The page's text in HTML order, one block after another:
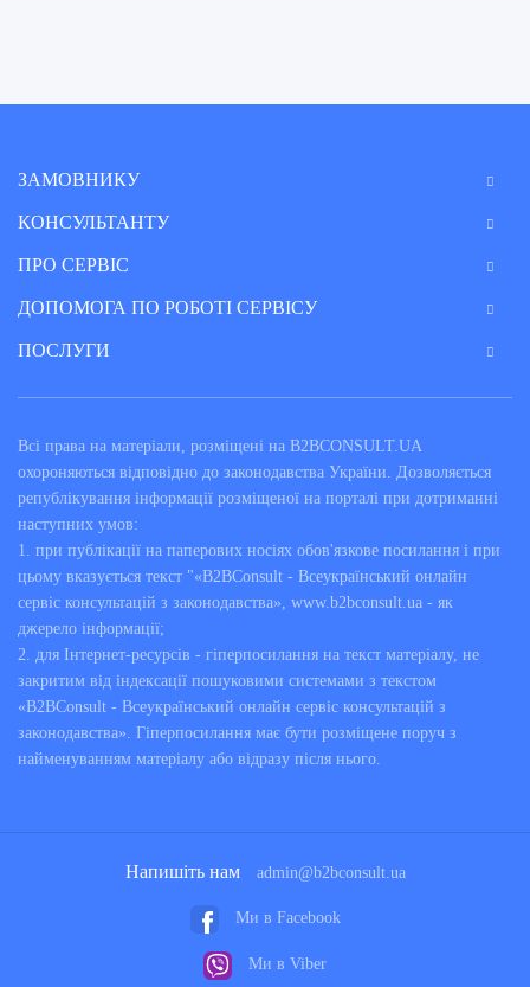
ЗАМОВНИКУ
КОНСУЛЬТАНТУ
ПРО СЕРВІС
ДОПОМОГА ПО РОБОТІ СЕРВІСУ
ПОСЛУГИ
Всі права на матеріали, розміщені на B2BCONSULT.UA
охороняються відповідно до законодавства України. Дозволяється
републікування інформації розміщеної на порталі при дотриманні
наступних умов:
1. при публікації на паперових носіях обов'язкове посилання і при
цьому вказується текст "«B2BConsult - Всеукраїнський онлайн
сервіс консультацій з законодавства», www.b2bconsult.ua - як
джерело інформації;
2. для Інтернет-ресурсів - гіперпосилання на текст матеріалу, не
закритим від індексації пошуковими системами з текстом
«B2BConsult - Всеукраїнський онлайн сервіс консультацій з
законодавства». Гіперпосилання має бути розміщене поруч з
найменуванням матеріалу або відразу після нього.
Напишіть нам admin@b2bconsult.ua
Ми в Facebook
Ми в Viber